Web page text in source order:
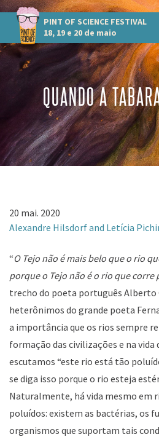
PINT OF SCIENCE FESTIVAL
18, 19 e 20 de maio
QUANDO A
20 mai. 2020
Alexandre Hilsdorf and Letícia
“O Tejo não é mais belo que o rio
porque o Tejo não é o rio que corre
trecho do poeta português Alberto
heterônimos do grande poeta
a importância que os rios sempre
formação das civilizações e na vida
escutamos “este rio está tão
se diga isso porque o rio esteja
Naturalmente, há vida mesmo em
poluídos: existem as bactérias, os
organismos que suportam tais